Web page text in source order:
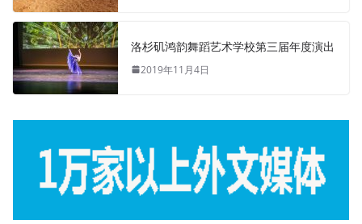
洛杉矶鸿韵舞蹈艺术学校第三届年度演出
2019年11月4日